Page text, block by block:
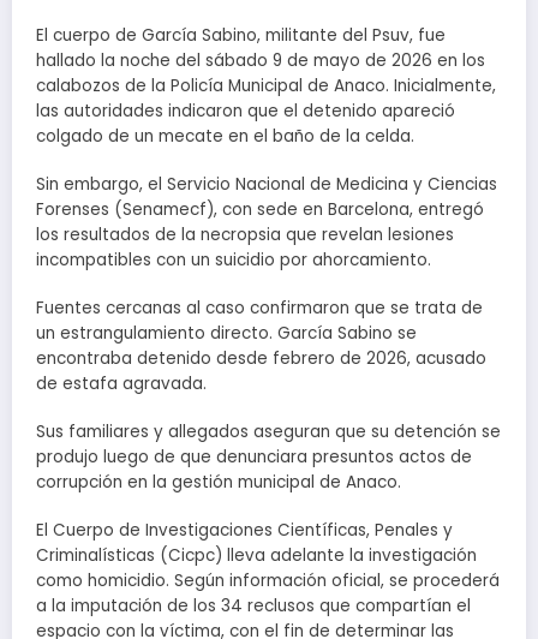
El cuerpo de García Sabino, militante del Psuv, fue
hallado la noche del sábado 9 de mayo de 2026 en los
calabozos de la Policía Municipal de Anaco. Inicialmente,
las autoridades indicaron que el detenido apareció
colgado de un mecate en el baño de la celda.
Sin embargo, el Servicio Nacional de Medicina y Ciencias
Forenses (Senamecf), con sede en Barcelona, entregó
los resultados de la necropsia que revelan lesiones
incompatibles con un suicidio por ahorcamiento.
Fuentes cercanas al caso confirmaron que se trata de
un estrangulamiento directo. García Sabino se
encontraba detenido desde febrero de 2026, acusado
de estafa agravada.
Sus familiares y allegados aseguran que su detención se
produjo luego de que denunciara presuntos actos de
corrupción en la gestión municipal de Anaco.
El Cuerpo de Investigaciones Científicas, Penales y
Criminalísticas (Cicpc) lleva adelante la investigación
como homicidio. Según información oficial, se procederá
a la imputación de los 34 reclusos que compartían el
espacio con la víctima, con el fin de determinar las